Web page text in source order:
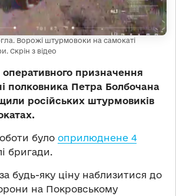
Ворожі штурмовоки на самокаті
Скрін з відео
оперативного призначення
полковника Петра Болбочана
російських штурмовиків
було оприлюднене 4
бригади.
будь-яку ціну наблизитися до
на Покровському